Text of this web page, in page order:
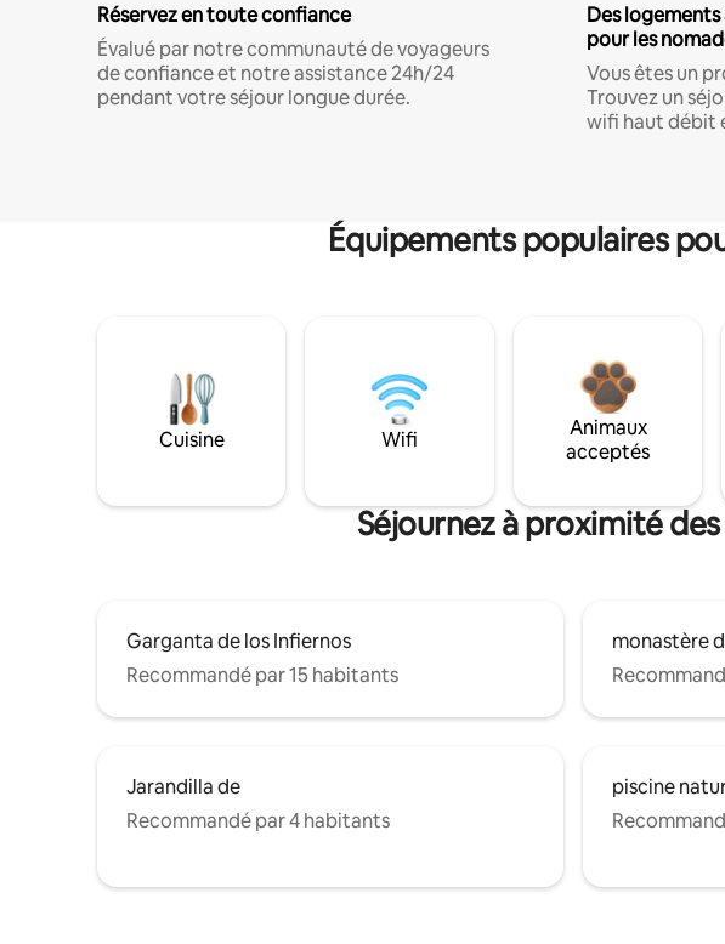
Réservez en toute confiance
Évalué par notre communauté de voyageurs
de confiance et notre assistance 24h/24
pendant votre séjour longue durée.
Des
pour les
Vous êtes un
Trouvez un
wifi haut débit
Équipements populaires
Cuisine Wifi
Animaux
acceptés
Séjournez à proximité
Garganta de los Infiernos
Recommandé par 15 habitants
monastère
Jarandilla de
Recommandé par 4 habitants
piscine